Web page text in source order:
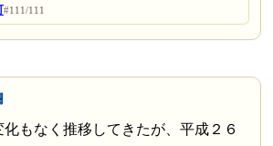
#111/111
もなく推移してきたが、平成２６